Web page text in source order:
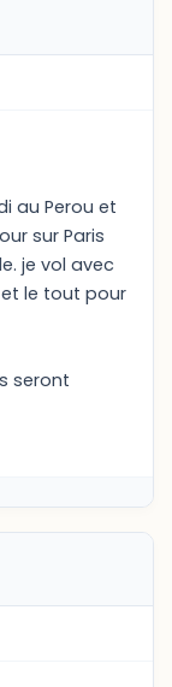
au Perou et
sur Paris
je vol avec
le tout pour
seront